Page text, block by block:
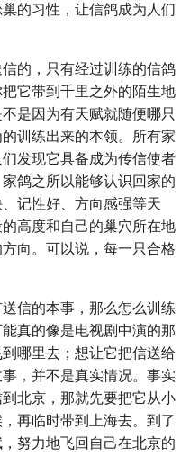
的习性，让信鸽成为人们
的，只有经过训练的信鸽
它带到千里之外的陌生地
是因为有天赋就随便哪只
训练出来的本领。所有家
发现它具备成为传信使者
鸽之所以能够认识回家的
记性好、方向感强等天
高度和自己的巢穴所在地
向。可以说，每一只合格
信的本事，那么怎么训练
真的像是电视剧中演的那
哪里去；想让它把信送给
，并不是真实情况。事实
北京，那就先要把它从小
再临时带到上海去。到了
努力地飞回自己在北京的